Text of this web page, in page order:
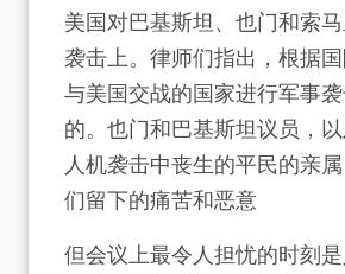
美国对巴基斯坦、也门和索
袭击上。律师们指出，根据
与美国交战的国家进行军事
的。也门和巴基斯坦议员，
人机袭击中丧生的平民的亲
们留下的痛苦和恶意
但会议上最令人担忧的时刻